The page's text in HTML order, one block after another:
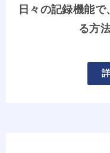
日々の記録機能
る方